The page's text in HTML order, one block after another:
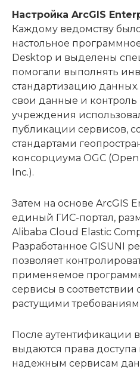
Настройка ArcGIS
Каждому ведомству
настольное
Desktop и выделены
помогали выполнять
стандартизацию
свои данные и
учреждения
публикации сервисов,
стандартами
консорциума OGC
Inc.).
Затем на основе ArcGIS
единый ГИС-портал,
Alibaba Cloud Elastic
Разработанное GISUNI
позволяет
применяемое
сервисы в соответствии
растущими
После аутентификации
выдаются права
надежным сервисам